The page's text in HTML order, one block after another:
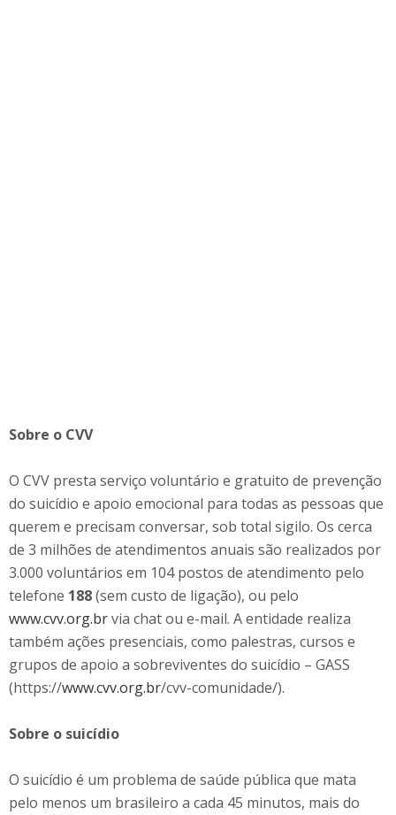
Sobre o CVV
O CVV presta serviço voluntário e gratuito de prevenção
do suicídio e apoio emocional para todas as pessoas que
querem e precisam conversar, sob total sigilo. Os cerca
de 3 milhões de atendimentos anuais são realizados por
3.000 voluntários em 104 postos de atendimento pelo
telefone 188(sem custo de ligação), ou pelo
www.cvv.org.brvia chat ou e-mail. A entidade realiza
também ações presenciais, como palestras, cursos e
grupos de apoio a sobreviventes do suicídio – GASS
(https://www.cvv.org.br/cvv-comunidade/).
Sobre o suicídio
O suicídio é um problema de saúde pública que mata
pelo menos um brasileiro a cada 45 minutos, mais do